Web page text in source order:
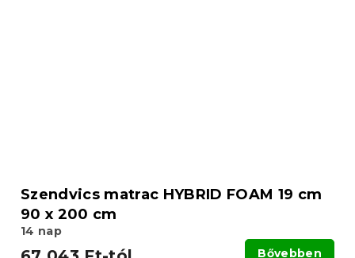
Szendvics matrac HYBRID FOAM 19 cm
90 x 200 cm
14 nap
Bővebben